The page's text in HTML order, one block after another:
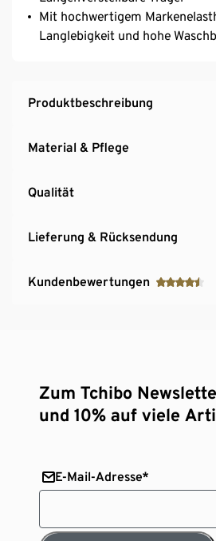
Mit hochwertigem
Langlebigkeit und hohe
Produktbeschreibung
Material & Pflege
Qualität
Lieferung & Rücksendung
Kundenbewertungen
Zum Tchibo
und 10% auf viele
E-Mail-Adresse*